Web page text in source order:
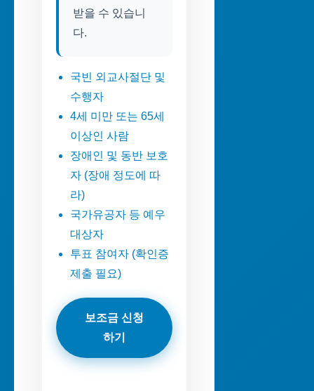
받을 수 있습니
다.
국빈 외교사절단 및
수행자
4세 미만 또는 65세
이상인 사람
장애인 및 동반 보호
자 (장애 정도에 따
라)
국가유공자 등 예우
대상자
투표 참여자 (확인증
제출 필요)
보조금 신청
하기